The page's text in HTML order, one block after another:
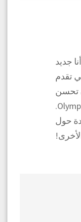
جديد
تقدم
تحسن
خبرتي في التداول مع Olymp Trade.
حول